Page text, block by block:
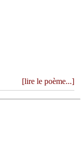
[lire le poème...]